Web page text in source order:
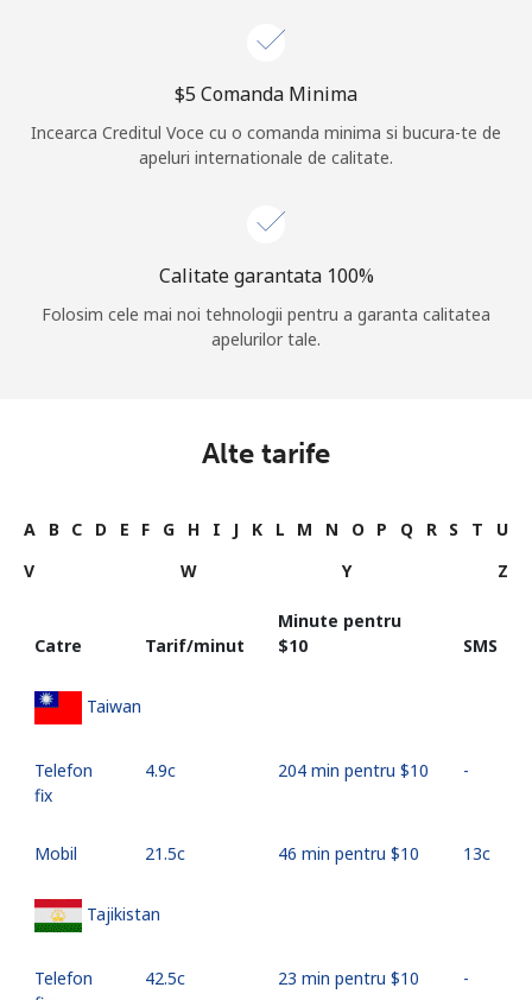
sau
Continua cu
⁦$5⁩ Comanda Minima
Incearca Creditul Voce cu o comanda minima si bucura-te de
apeluri internationale de calitate.
Calitate garantata 100%
Folosim cele mai noi tehnologii pentru a garanta calitatea
apelurilor tale.
Alte tarife
A B C D E F G H I J K L M N O P Q R S T
U
V
W Y Z
Catre Tarif/minut
Minute pentru
⁦$10⁩
SMS
Taiwan
Telefon
fix
⁦4.9c⁩ 204 min pentru ⁦$10⁩ -
Mobil ⁦21.5c⁩ 46 min pentru ⁦$10⁩ ⁦13c⁩
Tajikistan
Telefon
⁦42.5c⁩ 23 min pentru ⁦$10⁩ -